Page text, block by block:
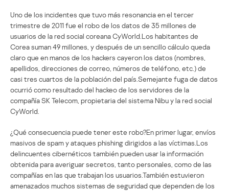
Uno de los incidentes que tuvo más resonancia en el tercer
trimestre de 2011 fue el robo de los datos de 35 millones de
usuarios de la red social coreana CyWorld.Los habitantes de
Corea suman 49 millones, y después de un sencillo cálculo queda
claro que en manos de los hackers cayeron los datos (nombres,
apellidos, direcciones de correo, números de teléfono, etc.) de
casi tres cuartos de la población del país.Semejante fuga de datos
ocurrió como resultado del hackeo de los servidores de la
compañía SK Telecom, propietaria del sistema Nibu y la red social
CyWorld.
¿Qué consecuencia puede tener este robo?En primer lugar, envíos
masivos de spam y ataques phishing dirigidos a las víctimas.Los
delincuentes cibernéticos también pueden usar la información
obtenida para averiguar secretos, tanto personales, como de las
compañías en las que trabajan los usuarios.También estuvieron
amenazados muchos sistemas de seguridad que dependen de los